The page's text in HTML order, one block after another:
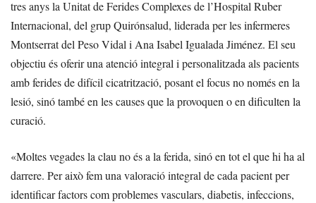
tres anys la Unitat de Ferides Complexes de l’Hospital Ruber
Internacional, del grup Quirónsalud, liderada per les infermeres
Montserrat del Peso Vidal i Ana Isabel Igualada Jiménez. El seu
objectiu és oferir una atenció integral i personalitzada als pacients
amb ferides de difícil cicatrització, posant el focus no només en la
lesió, sinó també en les causes que la provoquen o en dificulten la
curació.
«Moltes vegades la clau no és a la ferida, sinó en tot el que hi ha al
darrere. Per això fem una valoració integral de cada pacient per
identificar factors com problemes vasculars, diabetis, infeccions,